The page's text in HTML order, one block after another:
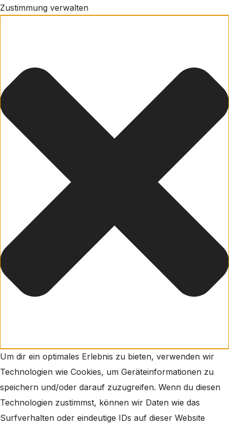
Zustimmung verwalten
Um dir ein optimales Erlebnis zu bieten, verwenden wir
Technologien wie Cookies, um Geräteinformationen zu
speichern und/oder darauf zuzugreifen. Wenn du diesen
Technologien zustimmst, können wir Daten wie das
Surfverhalten oder eindeutige IDs auf dieser Website